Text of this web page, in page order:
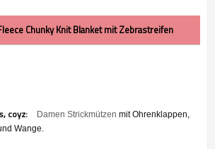
Chunky Knit Blanket mit Zebrastreifen
coyz: Damen Strickmützen mit Ohrenklappen,
Wange.